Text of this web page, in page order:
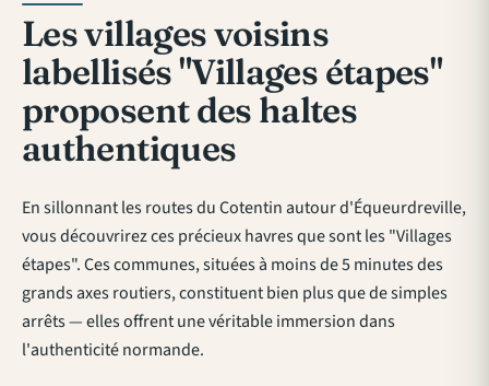
Les villages voisins
labellisés "Villages étapes"
proposent des haltes
authentiques
En sillonnant les routes du Cotentin autour d'Équeurdreville,
vous découvrirez ces précieux havres que sont les "Villages
étapes". Ces communes, situées à moins de 5 minutes des
grands axes routiers, constituent bien plus que de simples
arrêts — elles offrent une véritable immersion dans
l'authenticité normande.